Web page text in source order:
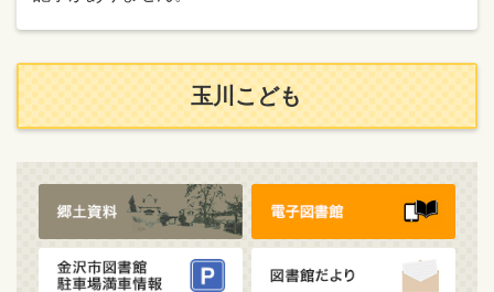
玉川こども